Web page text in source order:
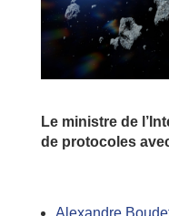
Le ministre de
de protocoles
Alexandre